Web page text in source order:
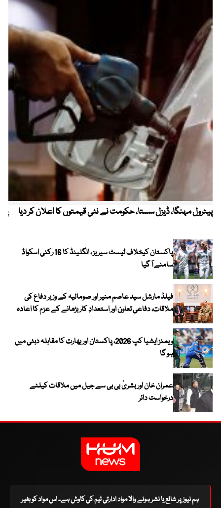
پیٹرول مہنگا، ڈیزل سستا، حکومت نے نئی قیمتوں کا اعلان کر دیا
پاکستان کیخلاف ٹیسٹ سیریز ، انگلینڈ کا 16 رکنی اسکواڈ
سامنے آ گیا
فیلڈ مارشل سید عاصم منیر اور صومالیہ کے وزیر دفاع کی
ملاقات، دفاعی تعاون اور استعدادِ کار بڑھانے کے عزم کا اعادہ
ویمنز ایشیا کپ 2026، پاکستان اور بھارت کا مقابلہ دبئی میں
ہو گا
عمران خان اور بشریٰ بی بی سے جیل میں ملاقات کیلئے
درخواست دائر
ہم نیوز پر شائع یا نشر ہونے والا مواد ادارتی ٹیم کی کاوش ہے۔ اس مواد کو بغیر